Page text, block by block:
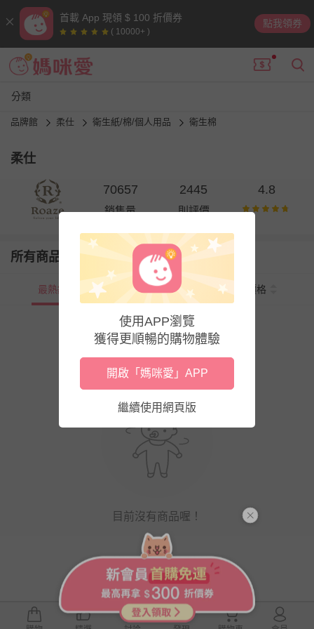
首載 App 現領 $ 100 折價券
( 10000+ )
點我領券
分類
品牌館 柔仕 衛生紙/棉/個人用品 衛生棉
柔仕
70657
銷售量
2445
則評價
4.8
所有商品
最熱銷 新上市 價格
目前沒有商品喔！
使用APP瀏覽
獲得更順暢的購物體驗
開啟「媽咪愛」APP
繼續使用網頁版